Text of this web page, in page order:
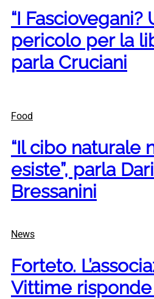
“I Fasciovegani?
pericolo per la
parla Cruciani
Food
“Il cibo naturale
esiste”, parla
Bressanini
News
Forteto.
Vittime